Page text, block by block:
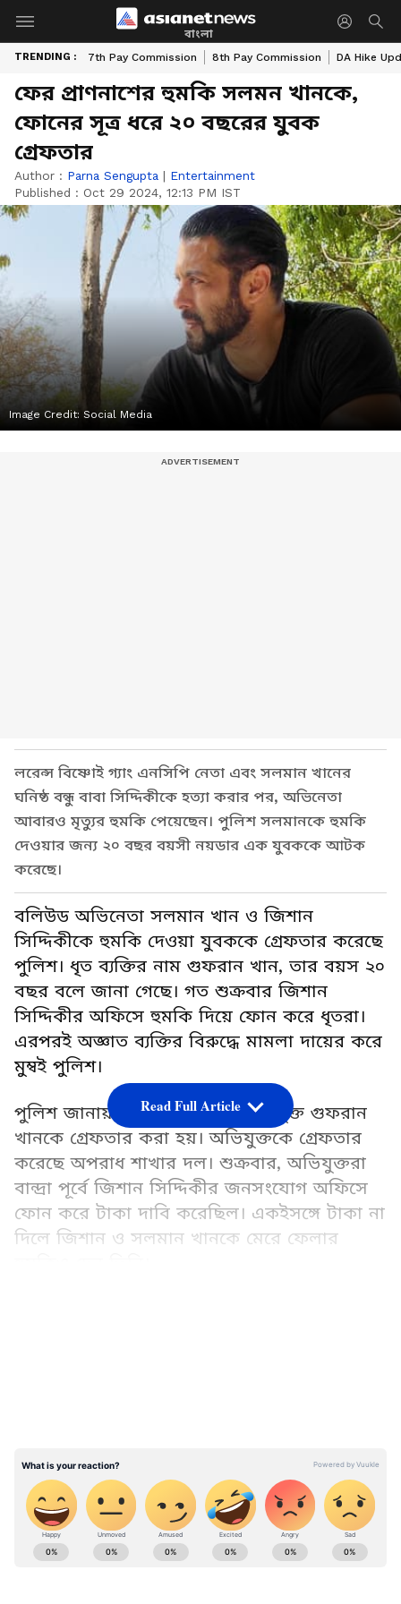
বাংলা
TRENDING : 7th Pay Commission 8th Pay Commission DA Hike
ফের প্রাণনাশের হুমকি সলমন খানকে,
ফোনের সূত্র ধরে ২০ বছরের যুবক
গ্রেফতার
Author : Parna Sengupta | Entertainment
Published : Oct 29 2024, 12:13 PM IST
Image Credit: Social Media
লরেন্স বিষ্ণোই গ্যাং এনসিপি নেতা এবং সলমান খানের
ঘনিষ্ঠ বন্ধু বাবা সিদ্দিকীকে হত্যা করার পর, অভিনেতা
আবারও মৃত্যুর হুমকি পেয়েছেন। পুলিশ সলমানকে হুমকি
দেওয়ার জন্য ২০ বছর বয়সী নয়ডার এক যুবককে আটক
করেছে।
বলিউড অভিনেতা সলমান খান ও জিশান
সিদ্দিকীকে হুমকি দেওয়া যুবককে গ্রেফতার করেছে
পুলিশ। ধৃত ব্যক্তির নাম গুফরান খান, তার বয়স ২০
বছর বলে জানা গেছে। গত শুক্রবার জিশান
সিদ্দিকীর অফিসে হুমকি দিয়ে ফোন করে ধৃতরা।
এরপরই অজ্ঞাত ব্যক্তির বিরুদ্ধে মামলা দায়ের করে
মুম্বই পুলিশ।
পুলিশ জানায়, রবিবার সকালে অভিযুক্ত গুফরান
খানকে গ্রেফতার করা হয়। অভিযুক্তকে গ্রেফতার
করেছে অপরাধ শাখার দল। শুক্রবার, অভিযুক্তরা
বান্দ্রা পূর্বে জিশান সিদ্দিকীর জনসংযোগ অফিসে
ফোন করে টাকা দাবি করেছিল। একইসঙ্গে টাকা না
দিলে জিশান ও সলমান খানকে মেরে ফেলার
Read Full Article
ABOUT THE AUTHOR